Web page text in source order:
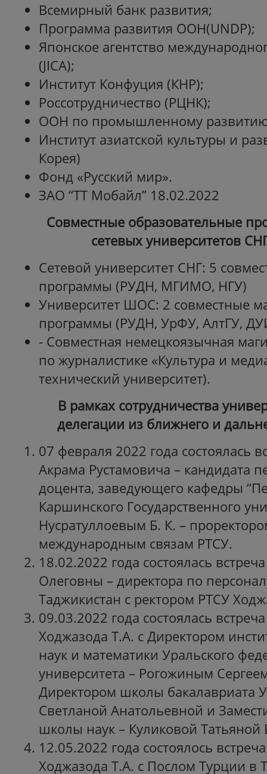
Всемирный банк развития;
Программа развития ООН(UNDP);
Японское агентство
(JICA);
Институт Конфуция (КНР);
Россотрудничество (РЦНК);
ООН по промышленному
Институт азиатской культуры и
Корея)
Фонд «Русский мир».
ЗАО “TT Мобайл” 18.02.2022
Совместные образовательные
сетевых университетов
Сетевой университет СНГ: 5
программы (РУДН, МГИМО, НГУ)
Университет ШОС: 2 совместные
программы (РУДН, УрФУ, АлтГУ,
- Совместная немецкоязычная
по журналистике «Культура и
технический университет).
В рамках сотрудничества
делегации из ближнего и
07 февраля 2022 года состоялась
Акрама Рустамовича – кандидата
доцента, заведующего кафедры
Каршинского Государственного
Нусратуллоевым Б. К. –
международным связам РТСУ.
18.02.2022 года состоялась
Олеговны – директора по
Таджикистан c ректором РТСУ
09.03.2022 года состоялась
Ходжазода Т.А. с Директором
наук и математики Уральского
университета – Рогожиным
Директором школы бакалавриата
Светланой Анатольевной и
школы наук – Куликовой Татьяной
12.05.2022 года состоялось
Ходжазода Т.А. с Послом Турции в